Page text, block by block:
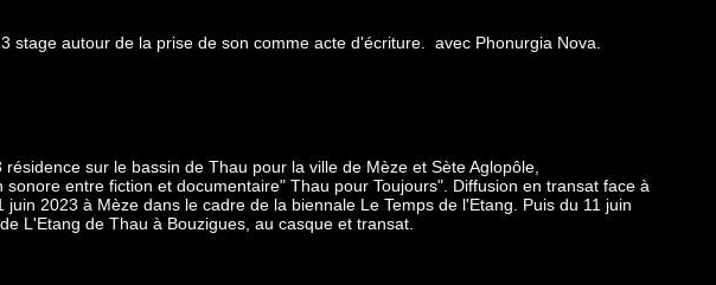
stage autour de la prise de son comme acte d'écriture. avec Phonurgia Nova.
résidence sur le bassin de Thau pour la ville de Mèze et Sète Aglopôle,
sonore entre fiction et documentaire" Thau pour Toujours". Diffusion en transat face à
juin 2023 à Mèze dans le cadre de la biennale Le Temps de l'Etang. Puis du 11 juin
L'Etang de Thau à Bouzigues, au casque et transat.